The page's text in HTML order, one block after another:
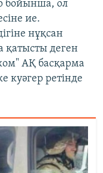
бойынша, ол
ие.
нұқсан
қатысты деген
АҚ басқарма
куәгер ретінде